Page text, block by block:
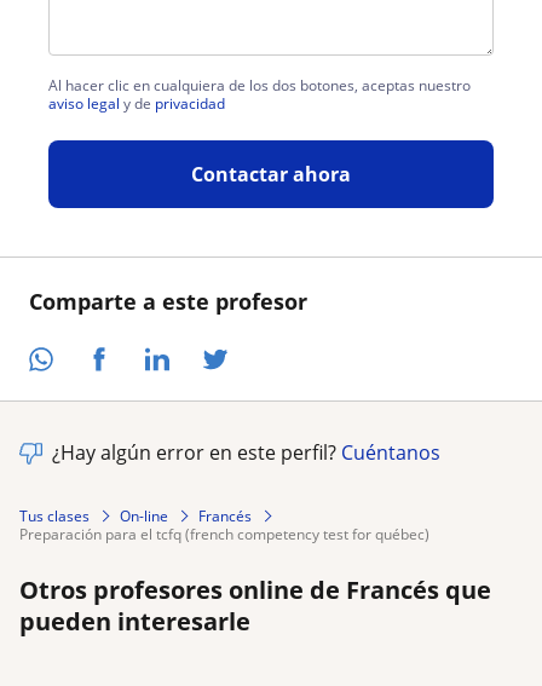
Comparte a este profesor
Al hacer clic en cualquiera de los dos botones, aceptas nuestro
aviso legal y de privacidad
Contactar ahora
¿Hay algún error en este perfil? Cuéntanos
Tus clases On-line
Francés
preparación para el tcfq (french competency test for québec)
Otros profesores online de Francés que
pueden interesarle